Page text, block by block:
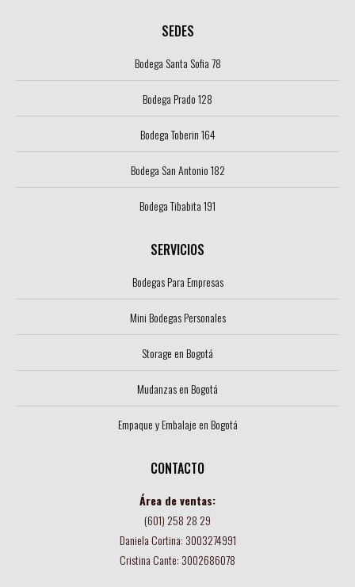
SEDES
Bodega Santa Sofia 78
Bodega Prado 128
Bodega Toberin 164
Bodega San Antonio 182
Bodega Tibabita 191
SERVICIOS
Bodegas Para Empresas
Mini Bodegas Personales
Storage en Bogotá
Mudanzas en Bogotá
Empaque y Embalaje en Bogotá
CONTACTO
Área de ventas:
(601) 258 28 29
Daniela Cortina: 3003274991
Cristina Cante: 3002686078